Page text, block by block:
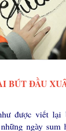
BÚT ĐẦU
được viết lại
ngày sum